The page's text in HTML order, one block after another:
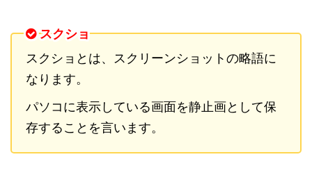
スクショ
スクショとは、スクリーンショットの略語に
なります。
パソコに表示している画面を静止画として保
存することを言います。